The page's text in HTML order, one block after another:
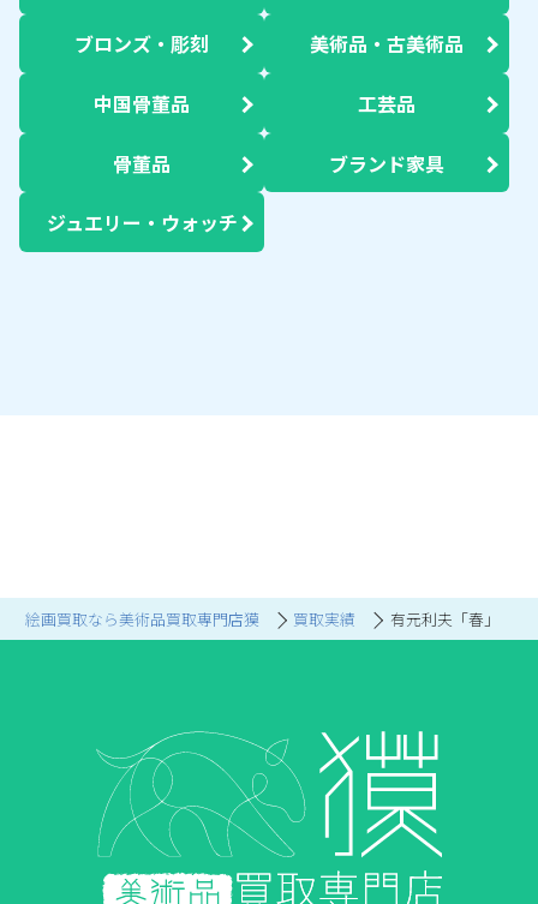
絵画買取なら美術品買取専門店獏 買取実績 有元利夫「春」
ブロンズ・彫刻 美術品・古美術品
中国骨董品 工芸品
骨董品 ブランド家具
ジュエリー・ウォッチ